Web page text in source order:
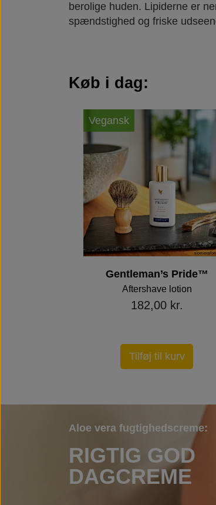
berolige huden. Lipiderne er
spændstighed og friske
Køb i dag:
Vegansk
Gentleman’s Pride™
Aftershave lotion
182,00 kr.
Tilføj til kurv
Aloe vera fugtighedscreme:
RIGTIG GOD
DAGCREME